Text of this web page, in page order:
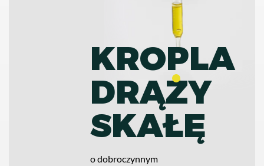
KROPLA
DRĄZY
SKAŁĘ
o dobroczynnym